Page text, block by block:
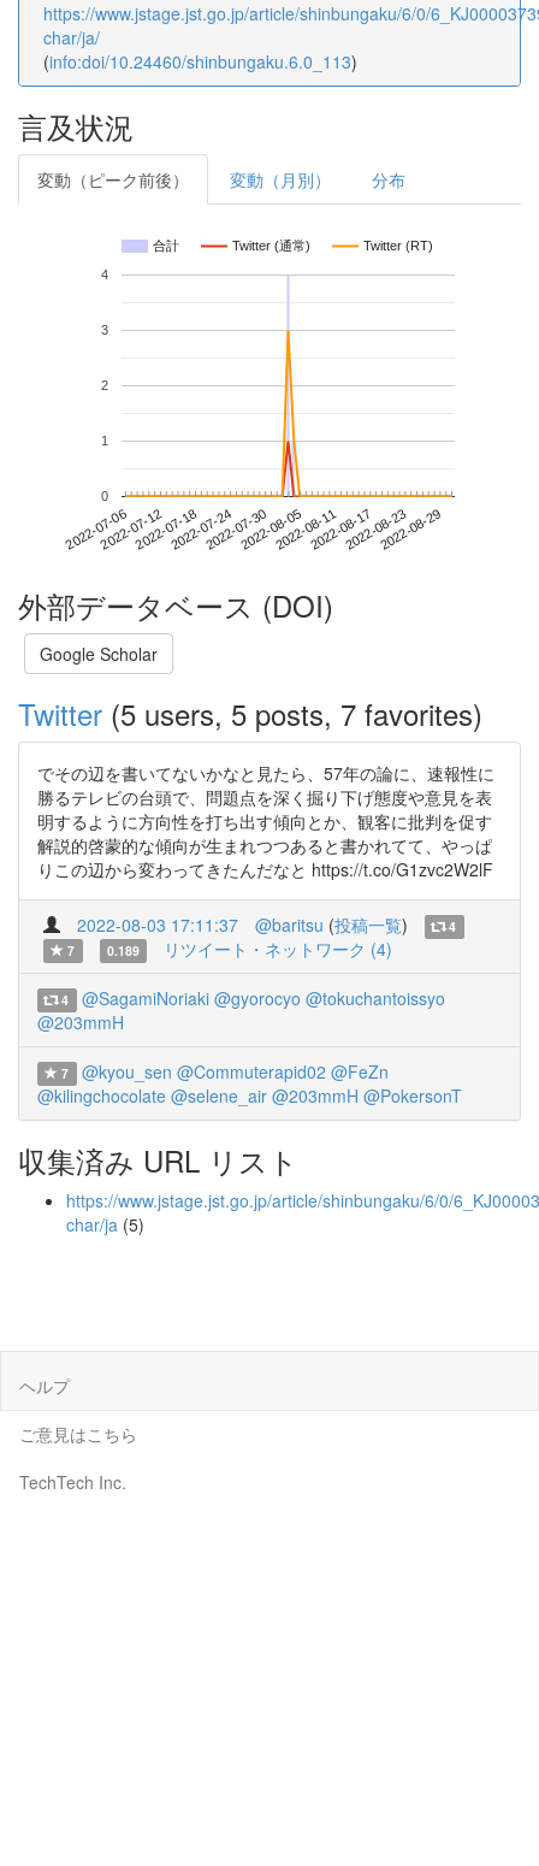
https://www.jstage.jst.go.jp/article/shinbungaku/6/0/
char/ja/
(info:doi/10.24460/shinbungaku.6.0_113)
言及状況
変動（ピーク前後） 変動（月別） 分布
合計 Twitter (通常) Twitter (RT)
2022-07-062022-07-122022-07-182022-07-242022-07-302022-08-052022-08-112022-08-172022-08-232022-08-29
0
1
2
3
4
外部データベース (DOI)
Google Scholar
Twitter (5 users, 5 posts, 7 favorites)
でその辺を書いてないかなと見たら、57年の論に、速報性に
勝るテレビの台頭で、問題点を深く掘り下げ態度や意見を表
明するように方向性を打ち出す傾向とか、観客に批判を促す
解説的啓蒙的な傾向が生まれつつあると書かれてて、やっぱ
りこの辺から変わってきたんだなと https://t.co/G1zvc2W2lF
2022-08-03 17:11:37 @baritsu (投稿一覧)
4
7
0.189 リツイート・ネットワーク (4)
4 @SagamiNoriaki @gyorocyo @tokuchantoissyo
@203mmH
7 @kyou_sen @Commuterapid02 @FeZn
@kilingchocolate @selene_air @203mmH @PokersonT
収集済み URL リスト
https://www.jstage.jst.go.jp/article/shinbungaku/6/0/
char/ja (5)
ヘルプ
ご意見はこちら
TechTech Inc.